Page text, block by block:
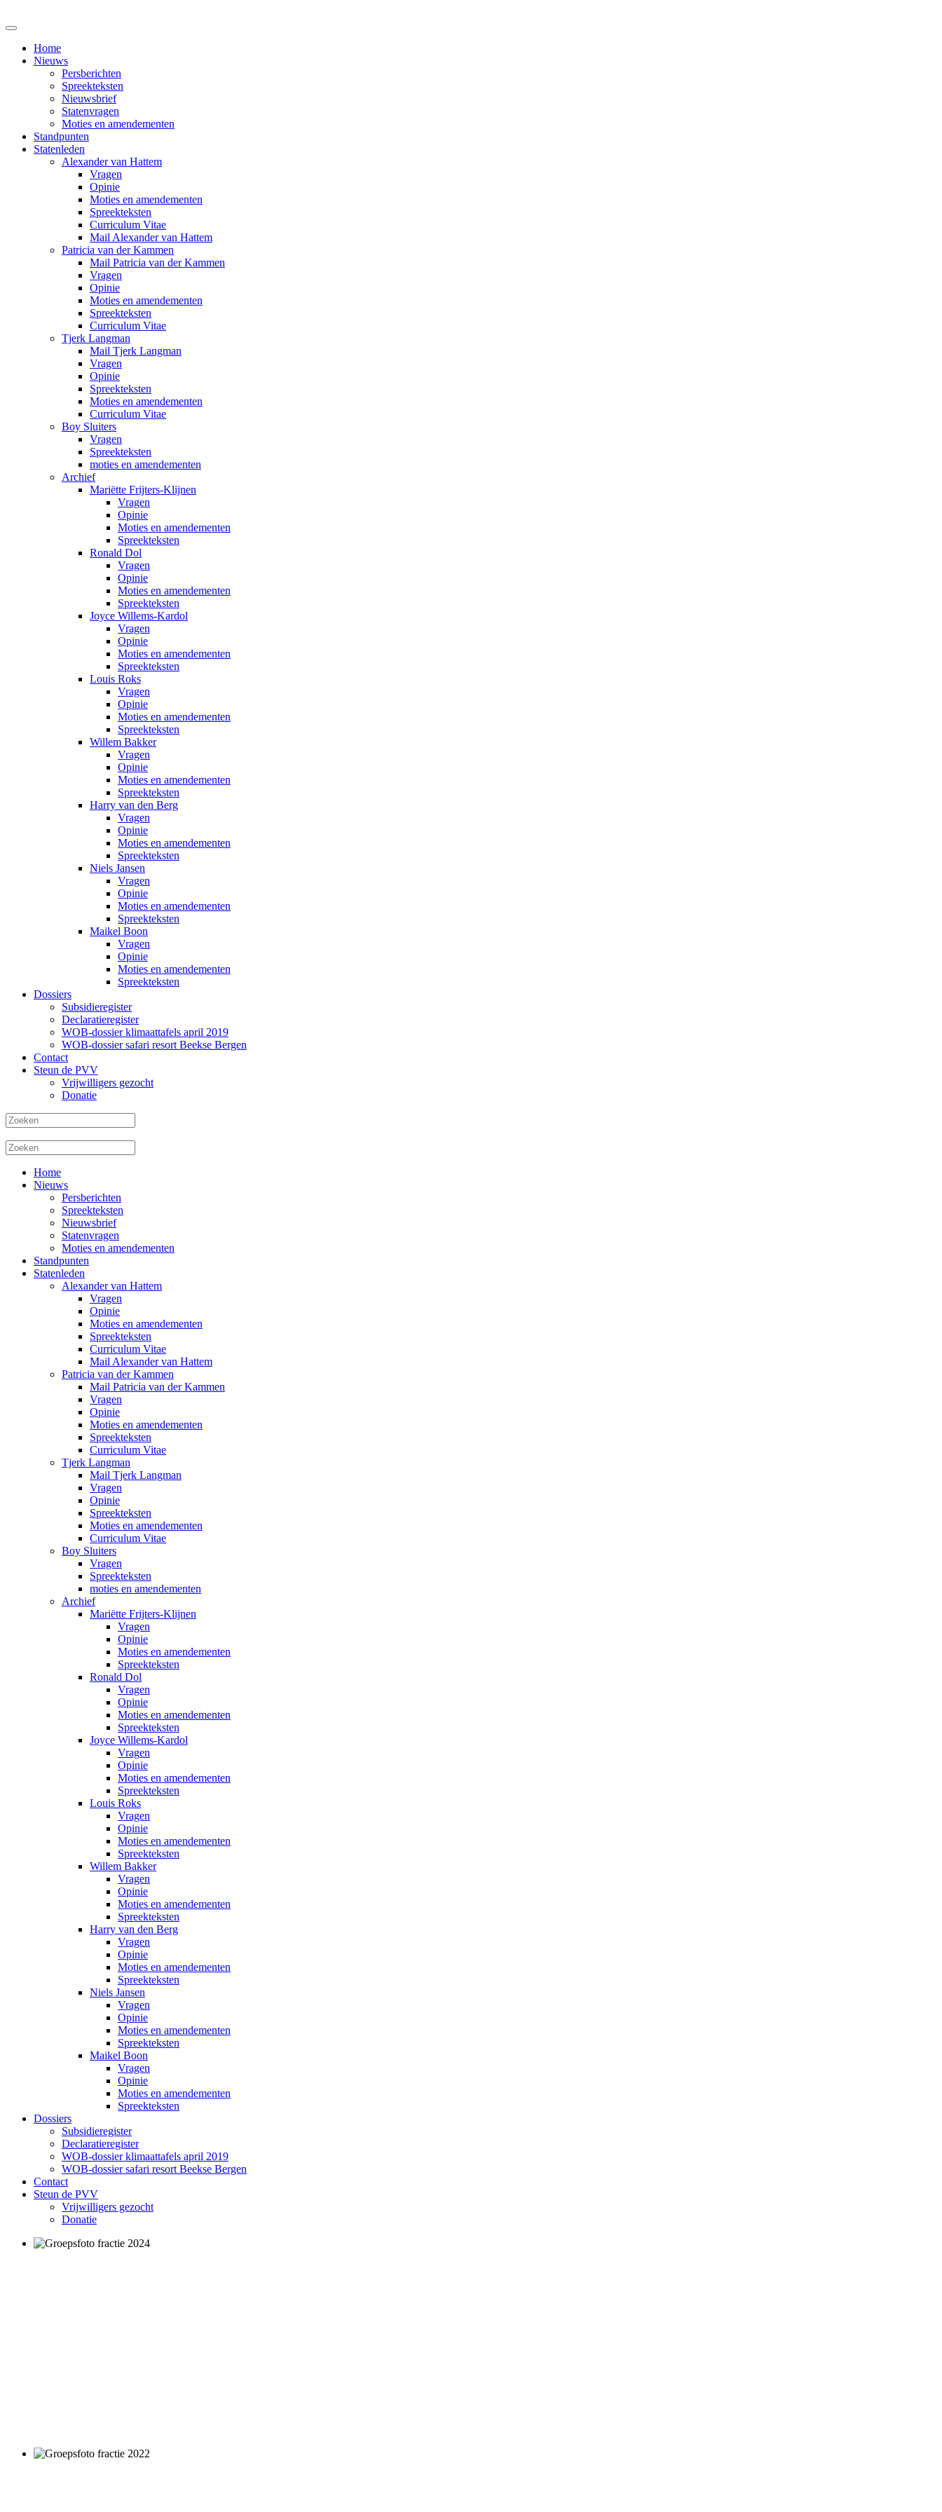
Home
Nieuws
Persberichten
Spreekteksten
Nieuwsbrief
Statenvragen
Moties en amendementen
Standpunten
Statenleden
Alexander van Hattem
Vragen
Opinie
Moties en amendementen
Spreekteksten
Curriculum Vitae
Mail Alexander van Hattem
Patricia van der Kammen
Mail Patricia van der Kammen
Vragen
Opinie
Moties en amendementen
Spreekteksten
Curriculum Vitae
Tjerk Langman
Mail Tjerk Langman
Vragen
Opinie
Spreekteksten
Moties en amendementen
Curriculum Vitae
Boy Sluiters
Vragen
Spreekteksten
moties en amendementen
Archief
Mariëtte Frijters-Klijnen
Vragen
Opinie
Moties en amendementen
Spreekteksten
Ronald Dol
Vragen
Opinie
Moties en amendementen
Spreekteksten
Joyce Willems-Kardol
Vragen
Opinie
Moties en amendementen
Spreekteksten
Louis Roks
Vragen
Opinie
Moties en amendementen
Spreekteksten
Willem Bakker
Vragen
Opinie
Moties en amendementen
Spreekteksten
Harry van den Berg
Vragen
Opinie
Moties en amendementen
Spreekteksten
Niels Jansen
Vragen
Opinie
Moties en amendementen
Spreekteksten
Maikel Boon
Vragen
Opinie
Moties en amendementen
Spreekteksten
Dossiers
Subsidieregister
Declaratieregister
WOB-dossier klimaattafels april 2019
WOB-dossier safari resort Beekse Bergen
Contact
Steun de PVV
Vrijwilligers gezocht
Donatie
Home
Nieuws
Persberichten
Spreekteksten
Nieuwsbrief
Statenvragen
Moties en amendementen
Standpunten
Statenleden
Alexander van Hattem
Vragen
Opinie
Moties en amendementen
Spreekteksten
Curriculum Vitae
Mail Alexander van Hattem
Patricia van der Kammen
Mail Patricia van der Kammen
Vragen
Opinie
Moties en amendementen
Spreekteksten
Curriculum Vitae
Tjerk Langman
Mail Tjerk Langman
Vragen
Opinie
Spreekteksten
Moties en amendementen
Curriculum Vitae
Boy Sluiters
Vragen
Spreekteksten
moties en amendementen
Archief
Mariëtte Frijters-Klijnen
Vragen
Opinie
Moties en amendementen
Spreekteksten
Ronald Dol
Vragen
Opinie
Moties en amendementen
Spreekteksten
Joyce Willems-Kardol
Vragen
Opinie
Moties en amendementen
Spreekteksten
Louis Roks
Vragen
Opinie
Moties en amendementen
Spreekteksten
Willem Bakker
Vragen
Opinie
Moties en amendementen
Spreekteksten
Harry van den Berg
Vragen
Opinie
Moties en amendementen
Spreekteksten
Niels Jansen
Vragen
Opinie
Moties en amendementen
Spreekteksten
Maikel Boon
Vragen
Opinie
Moties en amendementen
Spreekteksten
Dossiers
Subsidieregister
Declaratieregister
WOB-dossier klimaattafels april 2019
WOB-dossier safari resort Beekse Bergen
Contact
Steun de PVV
Vrijwilligers gezocht
Donatie